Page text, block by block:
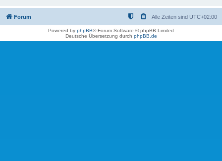
Forum Alle Zeiten sind UTC+02:00
Powered by phpBB® Forum Software © phpBB Limited
Deutsche Übersetzung durch phpBB.de